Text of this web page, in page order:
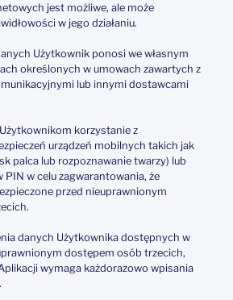
jest możliwe, ale może
w jego działaniu.
Użytkownik ponosi we własnym
określonych w umowach zawartych z
lub innymi dostawcami
korzystanie z
urządzeń mobilnych takich jak
palca lub rozpoznawanie twarzy) lub
w celu zagwarantowania, że
przed nieuprawnionym
danych Użytkownika dostępnych w
dostępem osób trzecich,
wymaga każdorazowo wpisania